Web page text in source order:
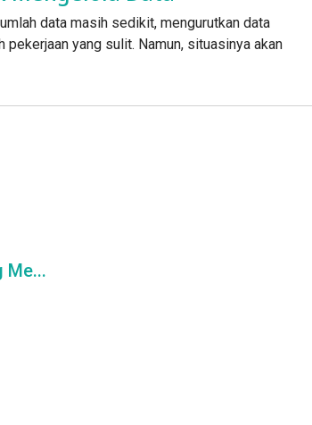
data masih sedikit, mengurutkan data
yang sulit. Namun, situasinya akan
Me...